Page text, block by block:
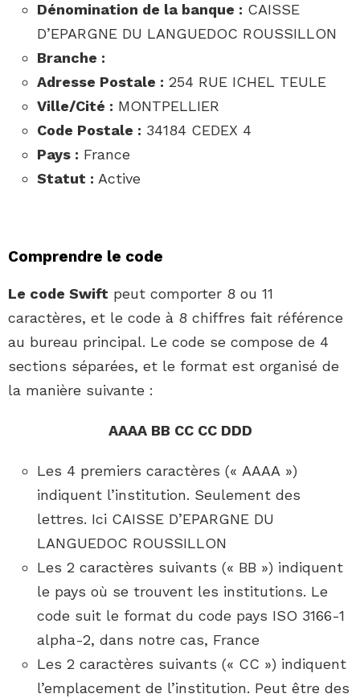
Dénomination de la banque : CAISSE
D’EPARGNE DU LANGUEDOC ROUSSILLON
Branche :
Adresse Postale : 254 RUE ICHEL TEULE
Ville/Cité : MONTPELLIER
Code Postale : 34184 CEDEX 4
Pays : France
Statut : Active
Comprendre le code
Le code Swift peut comporter 8 ou 11
caractères, et le code à 8 chiffres fait référence
au bureau principal. Le code se compose de 4
sections séparées, et le format est organisé de
la manière suivante :
AAAA BB CC CC DDD
Les 4 premiers caractères (« AAAA »)
indiquent l’institution. Seulement des
lettres. Ici CAISSE D’EPARGNE DU
LANGUEDOC ROUSSILLON
Les 2 caractères suivants (« BB ») indiquent
le pays où se trouvent les institutions. Le
code suit le format du code pays ISO 3166-1
alpha-2, dans notre cas, France
Les 2 caractères suivants (« CC ») indiquent
l’emplacement de l’institution. Peut être des